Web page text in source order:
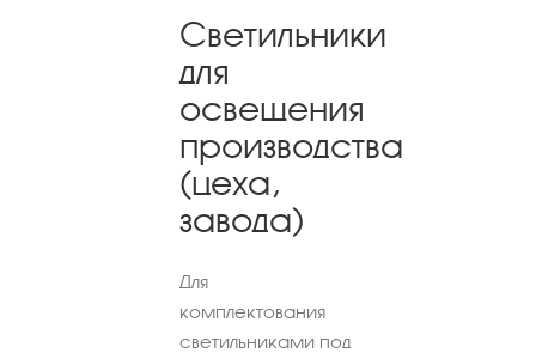
Светильники
для
освещения
производства
(цеха,
завода)
Для
комплектования
светильниками под